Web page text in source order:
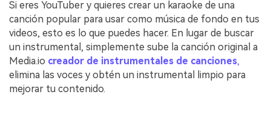
Si eres YouTuber y quieres crear un karaoke de una
canción popular para usar como música de fondo en tus
videos, esto es lo que puedes hacer. En lugar de buscar
un instrumental, simplemente sube la canción original a
Media.io creador de instrumentales de canciones,
elimina las voces y obtén un instrumental limpio para
mejorar tu contenido.